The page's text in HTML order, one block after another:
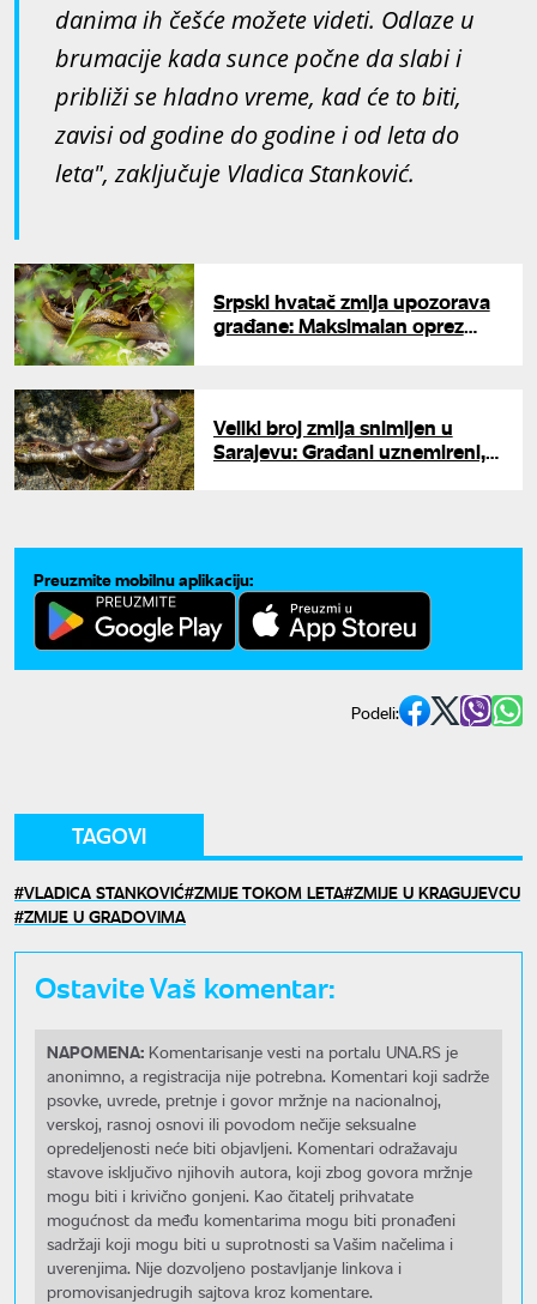
danima ih češće možete videti. Odlaze u
brumacije kada sunce počne da slabi i
približi se hladno vreme, kad će to biti,
zavisi od godine do godine i od leta do
leta", zaključuje Vladica Stanković.
Srpski hvatač zmija upozorava
građane: Maksimalan oprez
Veliki broj zmija snimljen u
Sarajevu: Građani uznemireni,
Preuzmite mobilnu aplikaciju:
Podeli:
TAGOVI
VLADICA STANKOVIĆ ZMIJE TOKOM LETA ZMIJE U KRAGUJEVCU
ZMIJE U GRADOVIMA
Ostavite Vaš komentar:
NAPOMENA: Komentarisanje vesti na portalu UNA.RS je
anonimno, a registracija nije potrebna. Komentari koji sadrže
psovke, uvrede, pretnje i govor mržnje na nacionalnoj,
verskoj, rasnoj osnovi ili povodom nečije seksualne
opredeljenosti neće biti objavljeni. Komentari odražavaju
stavove isključivo njihovih autora, koji zbog govora mržnje
mogu biti i krivično gonjeni. Kao čitatelj prihvatate
mogućnost da među komentarima mogu biti pronađeni
sadržaji koji mogu biti u suprotnosti sa Vašim načelima i
uverenjima. Nije dozvoljeno postavljanje linkova i
promovisanjedrugih sajtova kroz komentare.